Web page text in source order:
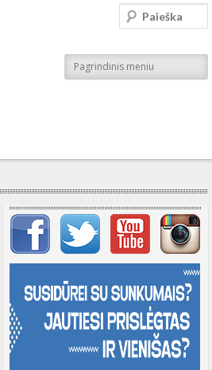
Pagrindinis meniu
Paieška
Svarbių įrašų meniu